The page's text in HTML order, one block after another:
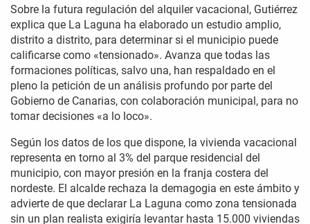
Sobre la futura regulación del alquiler vacacional, Gutiérrez
explica que La Laguna ha elaborado un estudio amplio,
distrito a distrito, para determinar si el municipio puede
calificarse como «tensionado». Avanza que todas las
formaciones políticas, salvo una, han respaldado en el
pleno la petición de un análisis profundo por parte del
Gobierno de Canarias, con colaboración municipal, para no
tomar decisiones «a lo loco».
Según los datos de los que dispone, la vivienda vacacional
representa en torno al 3% del parque residencial del
municipio, con mayor presión en la franja costera del
nordeste. El alcalde rechaza la demagogia en este ámbito y
advierte de que declarar La Laguna como zona tensionada
sin un plan realista exigiría levantar hasta 15.000 viviendas